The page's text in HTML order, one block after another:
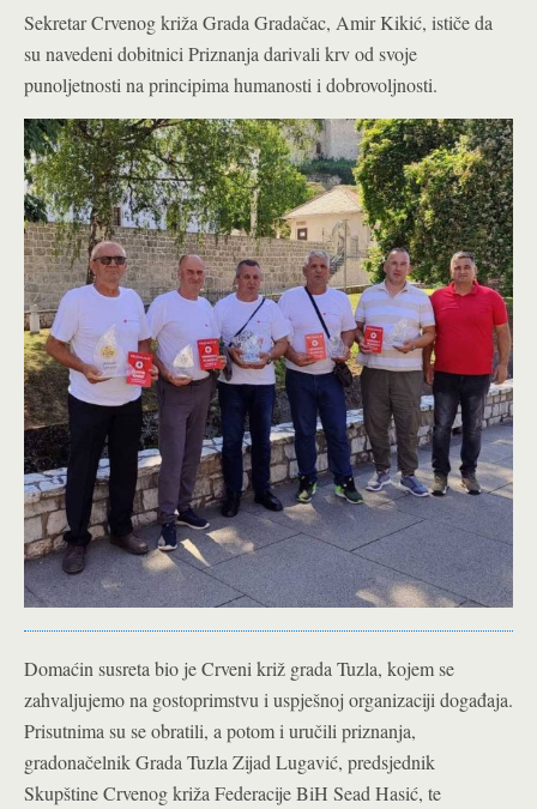
Sekretar Crvenog križa Grada Gradačac, Amir Kikić, ističe da
su navedeni dobitnici Priznanja darivali krv od svoje
punoljetnosti na principima humanosti i dobrovoljnosti.
Domaćin susreta bio je Crveni križ grada Tuzla, kojem se
zahvaljujemo na gostoprimstvu i uspješnoj organizaciji događaja.
Prisutnima su se obratili, a potom i uručili priznanja,
gradonačelnik Grada Tuzla Zijad Lugavić, predsjednik
Skupštine Crvenog križa Federacije BiH Sead Hasić, te